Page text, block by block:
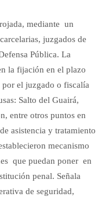
mediante un
juzgados de
Pública. La
la fijación en el plazo
por el juzgado o fiscalía
Salto del Guairá,
entre otros puntos en
asistencia y tratamiento
mecanismo
que puedan poner en
penal. Señala
de seguridad,